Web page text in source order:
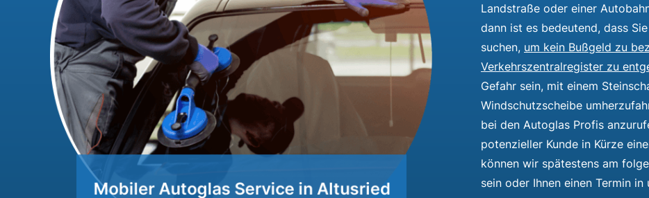
Landstraße oder einer
dann ist es bedeutend, dass
suchen, um kein Bußgeld zu
Verkehrszentralregister zu
Gefahr sein, mit einem
Windschutzscheibe
bei den Autoglas Profis
potenzieller Kunde in Kürze
können wir spätestens am
sein oder Ihnen einen Termin